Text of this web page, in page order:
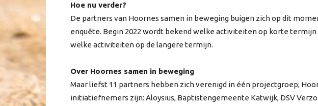
Hoe nu verder?
De partners van Hoornes samen in beweging buigen zich op dit
enquête. Begin 2022 wordt bekend welke activiteiten op korte
welke activiteiten op de langere termijn.
Over Hoornes samen in beweging
Maar liefst 11 partners hebben zich verenigd in één projectgroep;
initiatiefnemers zijn: Aloysius, Baptistengemeente Katwijk, DSV